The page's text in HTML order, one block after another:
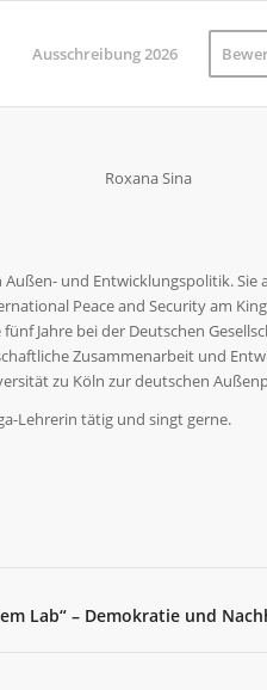
Ausschreibung 2026
und Entwicklungspolitik. Sie
Peace and Security am
Jahre bei der Deutschen
Zusammenarbeit und
zu Köln zur deutschen
Lehrerin tätig und singt gerne.
Lab“ – Demokratie und